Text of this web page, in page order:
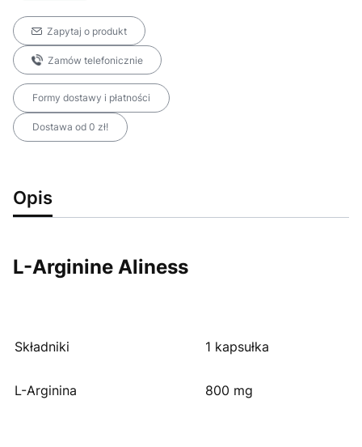
Zapytaj o produkt
Zamów telefonicznie
Formy dostawy i płatności
Dostawa od 0 zł!
Opis
L-Arginine Aliness
Składniki 1 kapsułka
L-Arginina 800 mg